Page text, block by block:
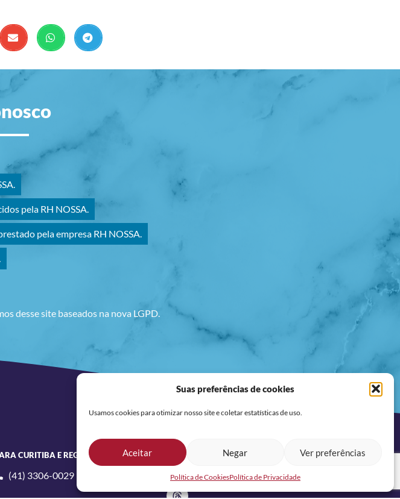
Suas preferências de cookies
Usamos cookies para otimizar nosso site e coletar estatísticas de uso.
Aceitar Negar Ver preferências
Política de CookiesPolítica de Privacidade
pela RH NOSSA.
pela empresa RH NOSSA.
desse site baseados na nova LGPD.
CURITIBA E REGIÃO
(41) 3306-0029
REDES SOCIAIS